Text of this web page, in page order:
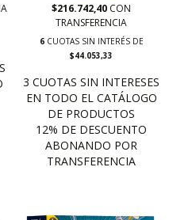
$216.742,40 CON
TRANSFERENCIA
6CUOTAS SIN INTERÉS DE
$44.053,33